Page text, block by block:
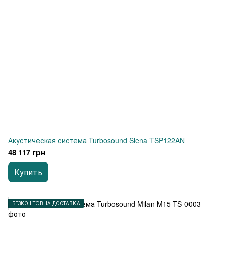
Акустическая система Turbosound Siena TSP122AN
48 117 грн
Купить
БЕЗКОШТОВНА ДОСТАВКА